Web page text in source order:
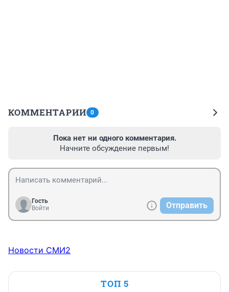
КОММЕНТАРИИ 0
Пока нет ни одного комментария.
Начните обсуждение первым!
Гость
Войти
Отправить
Новости СМИ2
ТОП 5